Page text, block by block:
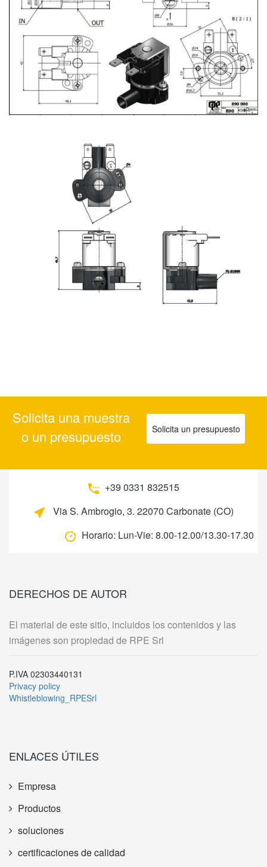
Solicita una muestra
o un presupuesto
Solicita un presupuesto
+39 0331 832515
Via S. Ambrogio, 3. 22070 Carbonate (CO)
Horario: Lun-Vie: 8.00-12.00/13.30-17.30
DERECHOS DE AUTOR
El material de este sitio, incluidos los contenidos y las
imágenes son propiedad de RPE Srl
P.IVA 02303440131
Privacy policy
Whistleblowing_RPESrl
ENLACES ÚTILES
Empresa
Productos
soluciones
certificaciones de calidad